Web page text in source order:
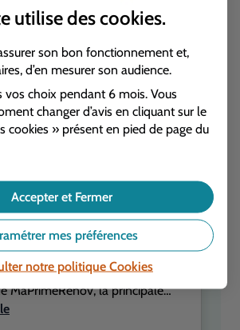
: ce qui va
à partir de septembre
prépare une nouvelle
MaPrimeRénov’, la principale
à la rénovation énergétique
utilise descookies.
son bon fonctionnement et,
d’en mesurer son audience.
vos choix pendant 6 mois. Vous
changer d’avis en cliquant sur le
cookies » présent en pied de page du
Accepter et Fermer
mes préférences
notre politique Cookies